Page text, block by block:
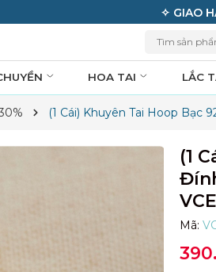
✧ MIỄN
HOA TAI LẮC
(1 Cái) Khuyên Tai Hoop Bạc
(1
Mã: